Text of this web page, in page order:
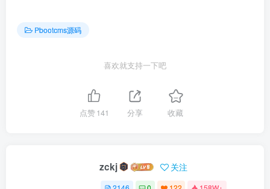
Pbootcms源码
喜欢就支持一下吧
点赞141 分享 收藏
zckj 关注